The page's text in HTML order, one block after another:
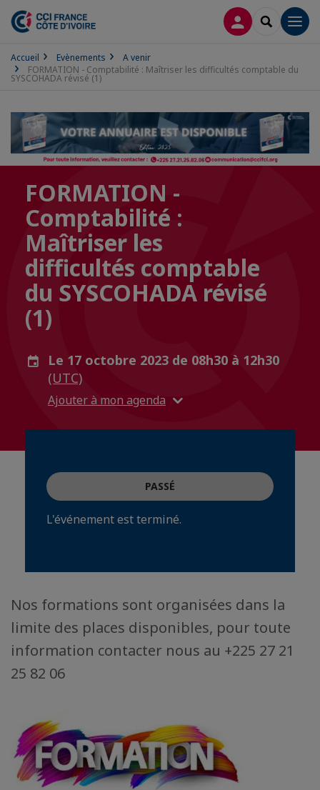
CONNEXION
Accueil Evènements
A venir
FORMATION - Comptabilité : Maîtriser les difficultés comptable du
SYSCOHADA révisé (1)
FORMATION -
Comptabilité :
Maîtriser les
difficultés comptable
du SYSCOHADA révisé
(1)
Le 17 octobre 2023 de 08h30 à 12h30
(UTC)
Ajouter à mon agenda
PASSÉ
L'événement est terminé.
Nos formations sont organisées dans la
limite des places disponibles, pour toute
information contacter nous au +225 27 21
25 82 06